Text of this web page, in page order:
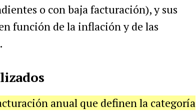
o con baja facturación), y sus
función de la inflación y de las
anual que definen la categoría